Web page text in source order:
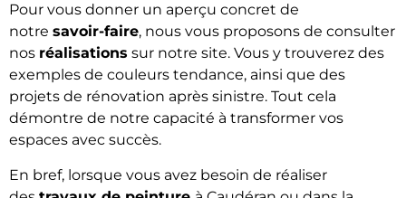
Pour vous donner un aperçu concret de
notre savoir-faire, nous vous proposons de consulter
nos réalisations sur notre site. Vous y trouverez des
exemples de couleurs tendance, ainsi que des
projets de rénovation après sinistre. Tout cela
démontre de notre capacité à transformer vos
espaces avec succès.
En bref, lorsque vous avez besoin de réaliser